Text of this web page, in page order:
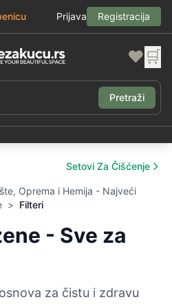
Prijava Registracija
❤️ 🛒
Pretraži
Setovi Za Čišćenje
Oprema i Hemija - Najveći
> Filteri
- Sve za
za čistu i zdravu